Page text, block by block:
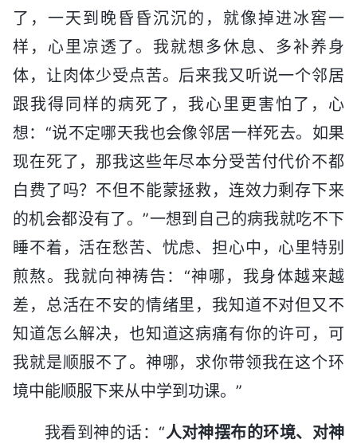
了，一天到晚昏昏沉沉的，就像掉进冰窖一
样，心里凉透了。我就想多休息、多补养身
体，让肉体少受点苦。后来我又听说一个邻居
跟我得同样的病死了，我心里更害怕了，心
想：“说不定哪天我也会像邻居一样死去。如果
现在死了，那我这些年尽本分受苦付代价不都
白费了吗？不但不能蒙拯救，连效力剩存下来
的机会都没有了。”一想到自己的病我就吃不下
睡不着，活在愁苦、忧虑、担心中，心里特别
煎熬。我就向神祷告：“神哪，我身体越来越
差，总活在不安的情绪里，我知道不对但又不
知道怎么解决，也知道这病痛有你的许可，可
我就是顺服不了。神哪，求你带领我在这个环
境中能顺服下来从中学到功课。”
我看到神的话：“人对神摆布的环境、对神